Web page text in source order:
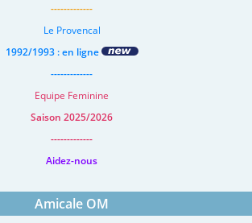
-------------
Le Provencal
1992/1993 : en ligne
-------------
Equipe Feminine
Saison 2025/2026
-------------
Aidez-nous
Amicale OM